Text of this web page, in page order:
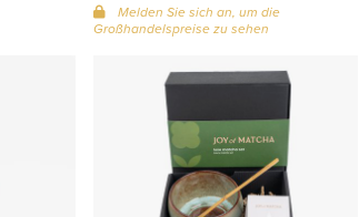
Melden Sie sich an, um die
Großhandelspreise zu sehen